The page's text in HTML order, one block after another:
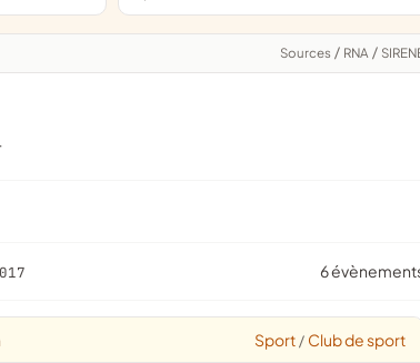
Sources / RNA /
6
Sport / Club de sport